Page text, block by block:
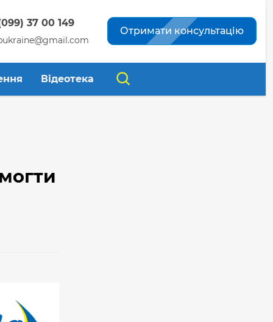
37 00 149
Отримати консультацію
Відеотека